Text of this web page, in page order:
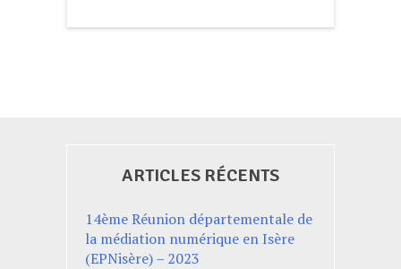
ARTICLES RÉCENTS
14ème Réunion départementale de
la médiation numérique en Isère
(EPNisère) – 2023